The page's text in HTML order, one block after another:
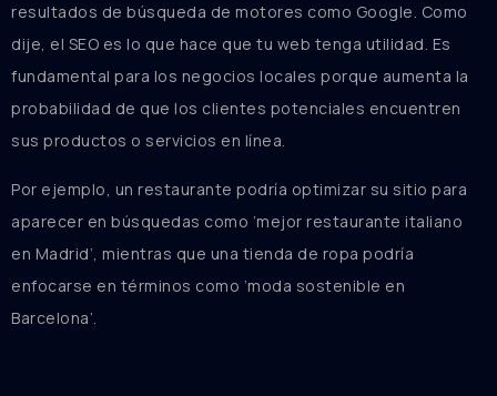
resultados de búsqueda de motores como Google. Como
dije, el SEO es lo que hace que tu web tenga utilidad. Es
fundamental para los negocios locales porque aumenta la
probabilidad de que los clientes potenciales encuentren
sus productos o servicios en línea.
Por ejemplo, un restaurante podría optimizar su sitio para
aparecer en búsquedas como ‘mejor restaurante italiano
en Madrid’, mientras que una tienda de ropa podría
enfocarse en términos como ‘moda sostenible en
Barcelona’.